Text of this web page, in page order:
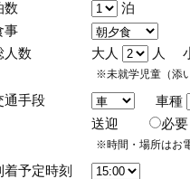
数
泊
事
人数
大人 人
※未就学児童（添
通手段
車種
送迎
※時間・場所はお
着予定時刻